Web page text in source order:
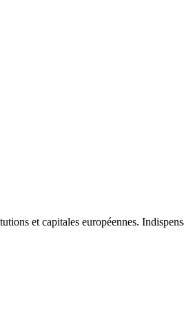
et capitales européennes.